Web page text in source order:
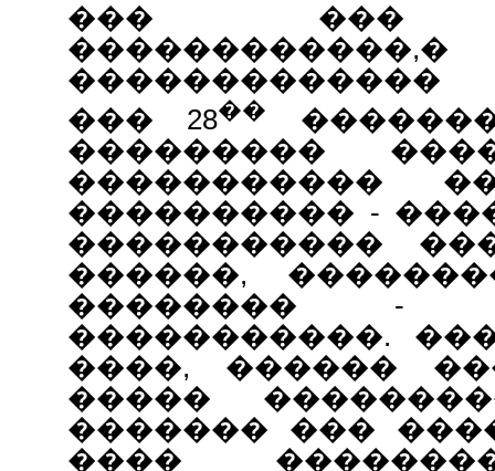
��� ���
������������,�
�������������
��� 28��
���������
�����������
���������� -
�����������
������,
�������� -
�����������.
����, ������
�����
������� ���
����